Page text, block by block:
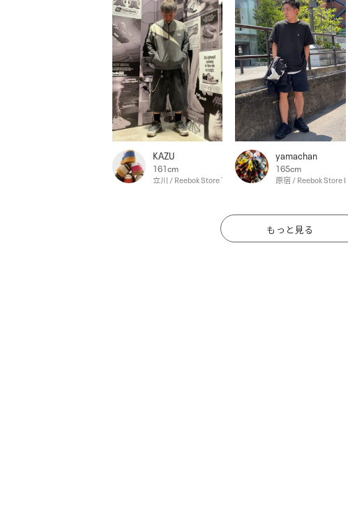
KAZU
161cm
立川 / Reebok Store Tachikawa
yamachan
165cm
原宿 / Reebok Store
もっと見る